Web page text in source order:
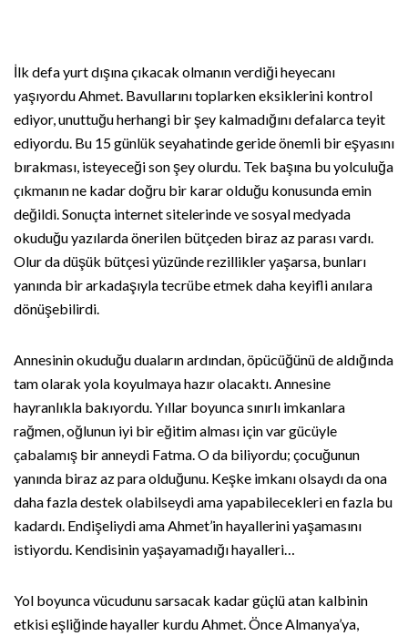
İlk defa yurt dışına çıkacak olmanın verdiği heyecanı
yaşıyordu Ahmet. Bavullarını toplarken eksiklerini kontrol
ediyor, unuttuğu herhangi bir şey kalmadığını defalarca teyit
ediyordu. Bu 15 günlük seyahatinde geride önemli bir eşyasını
bırakması, isteyeceği son şey olurdu. Tek başına bu yolculuğa
çıkmanın ne kadar doğru bir karar olduğu konusunda emin
değildi. Sonuçta internet sitelerinde ve sosyal medyada
okuduğu yazılarda önerilen bütçeden biraz az parası vardı.
Olur da düşük bütçesi yüzünde rezillikler yaşarsa, bunları
yanında bir arkadaşıyla tecrübe etmek daha keyifli anılara
dönüşebilirdi.
Annesinin okuduğu duaların ardından, öpücüğünü de aldığında
tam olarak yola koyulmaya hazır olacaktı. Annesine
hayranlıkla bakıyordu. Yıllar boyunca sınırlı imkanlara
rağmen, oğlunun iyi bir eğitim alması için var gücüyle
çabalamış bir anneydi Fatma. O da biliyordu; çocuğunun
yanında biraz az para olduğunu. Keşke imkanı olsaydı da ona
daha fazla destek olabilseydi ama yapabilecekleri en fazla bu
kadardı. Endişeliydi ama Ahmet’in hayallerini yaşamasını
istiyordu. Kendisinin yaşayamadığı hayalleri…
Yol boyunca vücudunu sarsacak kadar güçlü atan kalbinin
etkisi eşliğinde hayaller kurdu Ahmet. Önce Almanya’ya,